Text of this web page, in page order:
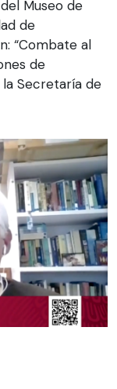
Museo de
de
“Combate al
de
Secretaría de